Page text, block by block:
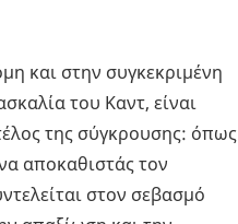
και στην συγκεκριμένη
του Καντ, είναι
της σύγκρουσης: όπως
αποκαθιστάς τον
στον σεβασμό